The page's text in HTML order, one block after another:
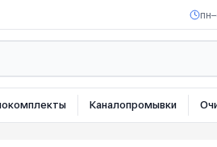
Каналопромывки